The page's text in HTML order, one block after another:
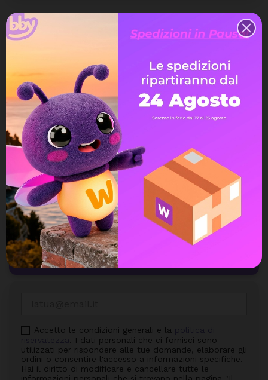
Quantità
Aggiungi Al Carrello
Terminato
Spedizione gratuita
Accetto le condizioni generali e la
. I dati personali che ci fornisci sono
utilizzati per rispondere alle tue domande, elaborare gli
ordini o consentire l'accesso a informazioni specifiche.
Hai il diritto di modificare e cancellare tutte le
informazioni personali che si trovano nella pagina "Il